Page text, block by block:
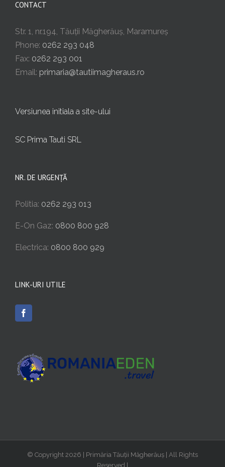
CONTACT
Str. 1, nr.194, Tăuții Măgherăuș, Maramureș
Phone: 0262 293 048
Fax: 0262 293 001
Email: primaria@tautiimagheraus.ro
Versiunea initiala a site-ului
SC Prima Tauti SRL
NR. DE URGENȚĂ
Politia: 0262 293 013
E-On Gaz: 0800 800 928
Electrica: 0800 800 929
LINK-URI UTILE
© Copyright 2026 | Primăria Tăuții Măgherăuș | All Rights
Reserved |